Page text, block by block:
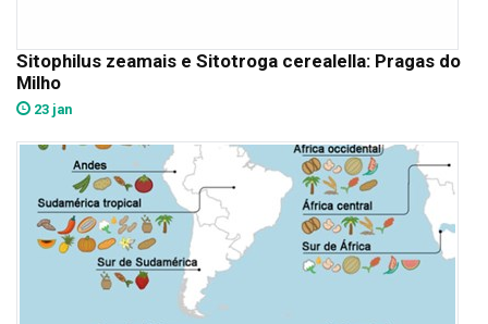
Sitophilus zeamais e Sitotroga cerealella: Pragas do
Milho
23 jan